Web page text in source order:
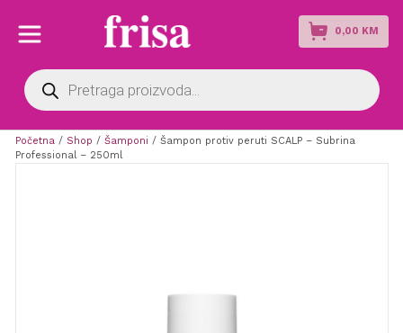
0,00 KM
Products
search
Početna / Shop / Šamponi / Šampon protiv peruti SCALP – Subrina
Professional – 250ml